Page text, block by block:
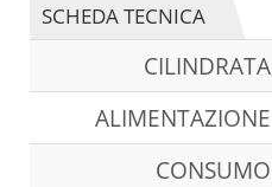
SCHEDA TECNICA
CILINDRATA
ALIMENTAZIONE
CONSUMO